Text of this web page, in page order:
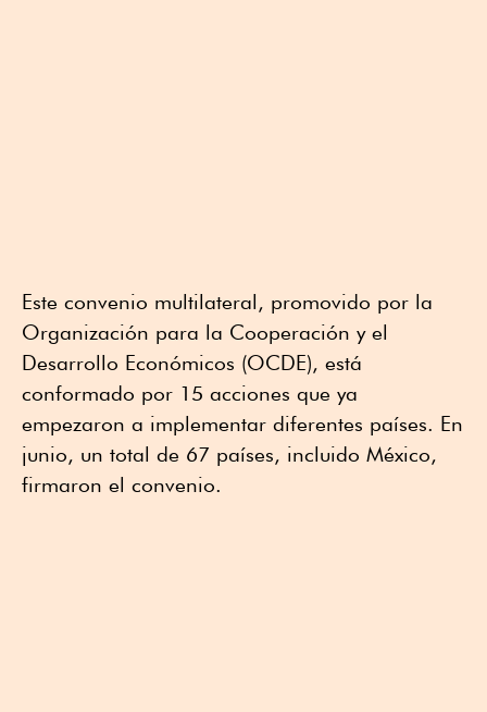
Este convenio multilateral, promovido por la
Organización para la Cooperación y el
Desarrollo Económicos (OCDE), está
conformado por 15 acciones que ya
empezaron a implementar diferentes países. En
junio, un total de 67 países, incluido México,
firmaron el convenio.